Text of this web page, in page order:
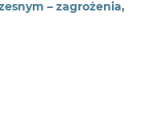
– zagrożenia,